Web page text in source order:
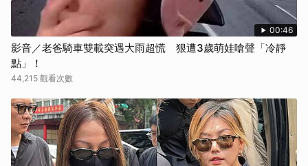
00:46
影音／老爸騎車雙載突遇大雨超慌 狠遭3歲萌娃嗆聲「冷靜
點」！
44,215 觀看次數